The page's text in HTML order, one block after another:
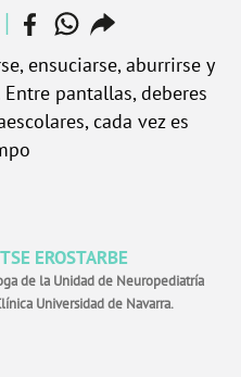
| facebookwhatsappcompartir
enlace
ensuciarse, aburrirse y
pantallas, deberes
cada vez es
EROSTARBE
de la Unidad de Neuropediatría
Universidad de Navarra.